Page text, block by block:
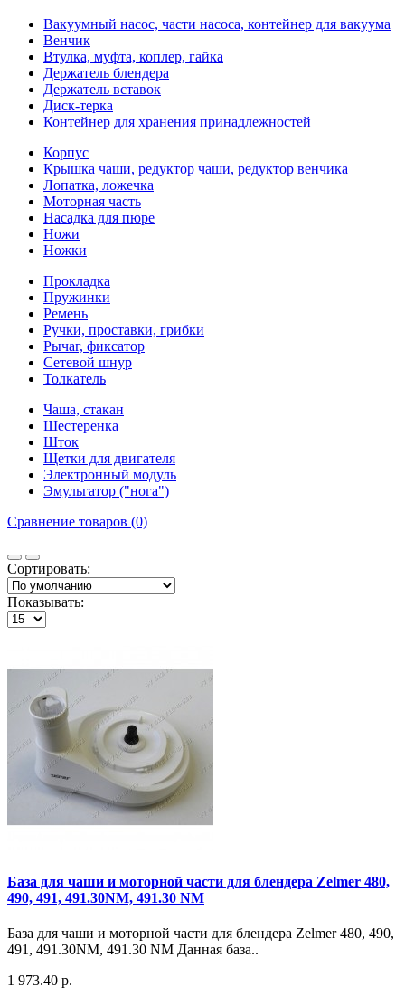
Вакуумный насос, части насоса, контейнер для вакуума
Венчик
Втулка, муфта, коплер, гайка
Держатель блендера
Держатель вставок
Диск-терка
Контейнер для хранения принадлежностей
Корпус
Крышка чаши, редуктор чаши, редуктор венчика
Лопатка, ложечка
Моторная часть
Насадка для пюре
Ножи
Ножки
Прокладка
Пружинки
Ремень
Ручки, проставки, грибки
Рычаг, фиксатор
Сетевой шнур
Толкатель
Чаша, стакан
Шестеренка
Шток
Щетки для двигателя
Электронный модуль
Эмульгатор ("нога")
Сравнение товаров (0)
Сортировать:
Показывать:
База для чаши и моторной части для блендера Zelmer 480,
490, 491, 491.30NM, 491.30 NM
База для чаши и моторной части для блендера Zelmer 480, 490,
491, 491.30NM, 491.30 NM Данная база..
1 973.40 р.